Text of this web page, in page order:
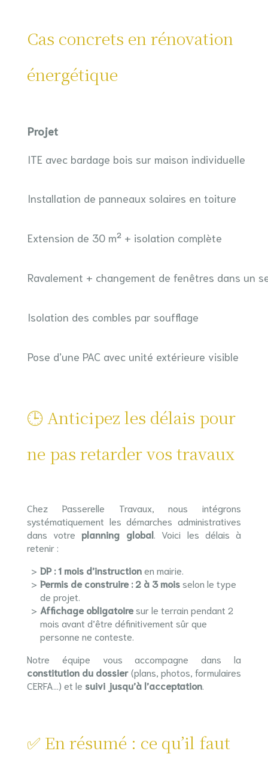
Cas concrets en rénovation
énergétique
Projet
ITE avec bardage bois sur maison individuelle
Installation de panneaux solaires en toiture
Extension de 30 m² + isolation complète
Ravalement + changement de fenêtres dans un
Isolation des combles par soufflage
Pose d’une PAC avec unité extérieure visible
🕒 Anticipez les délais pour
ne pas retarder vos travaux
Chez Passerelle Travaux, nous intégrons
systématiquement les démarches administratives
dans votreplanning global. Voici les délais à
retenir :
DP : 1 mois d’instructionen mairie.
Permis de construire : 2 à 3 moisselon le type
de projet.
Affichage obligatoiresur le terrain pendant 2
mois avant d’être définitivement sûr que
personne ne conteste.
Notre équipe vous accompagne dans la
constitution du dossier(plans, photos, formulaires
CERFA…) et le suivi jusqu’à l’acceptation.
✅ En résumé : ce qu’il faut